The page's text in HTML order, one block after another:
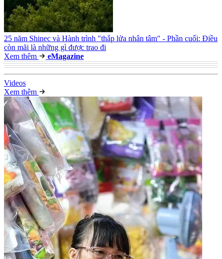
25 năm Shinec và Hành trình "thắp lửa nhân tâm" - Phần cuối: Điều
còn mãi là những gì được trao đi
Xem thêm
eMagazine
Videos
Xem thêm